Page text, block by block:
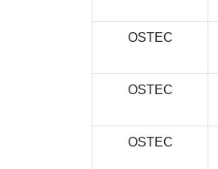
OSTEC
OSTEC
OSTEC